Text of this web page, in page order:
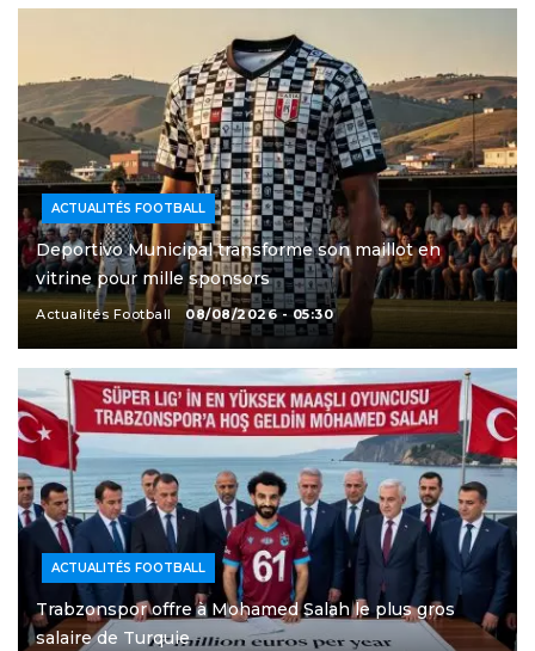
ACTUALITÉS FOOTBALL
Deportivo Municipal transforme son maillot en
vitrine pour mille sponsors
Actualités Football 08/08/2026 - 05:30
ACTUALITÉS FOOTBALL
Trabzonspor offre à Mohamed Salah le plus gros
salaire de Turquie